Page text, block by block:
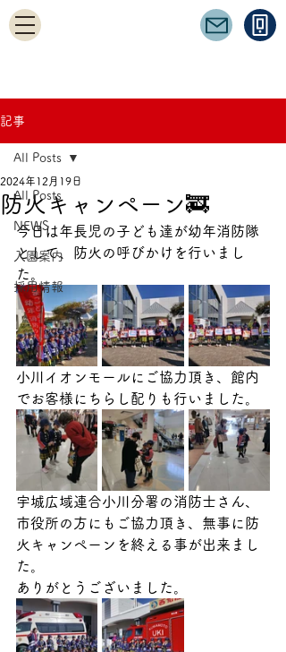
記事
All Posts
NEWS
入園案内
採用情報
All Posts
防火キャンペーン🚒
2024年12月19日
今日は年長児の子ども達が幼年消防隊
として、防火の呼びかけを行いまし
た。
小川イオンモールにご協力頂き、館内
でお客様にちらし配りも行いました。
宇城広域連合小川分署の消防士さん、
市役所の方にもご協力頂き、無事に防
火キャンペーンを終える事が出来まし
た。
ありがとうございました。